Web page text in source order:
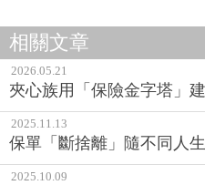
相關文章
2026.05.21
夾心族用「保險金字塔」
2025.11.13
保單「斷捨離」隨不同人
2025.10.09